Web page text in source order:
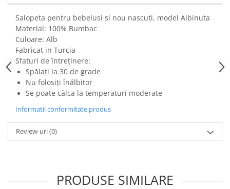
Salopeta pentru bebelusi si nou nascuti, model Albinuta
Material: 100% Bumbac
Culoare: Alb
Fabricat in Turcia
Sfaturi de întreținere:
Spălați la 30 de grade
Nu folosiți înălbitor
Se poate călca la temperaturi moderate
Informatii conformitate produs
Review-uri(0)
PRODUSE SIMILARE